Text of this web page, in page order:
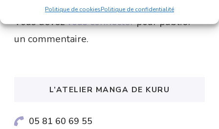
Politique de cookiesPolitique de confidentialité
Vous devezvous connecterpour publier
un commentaire.
L’ATELIER MANGA DE KURU
05 81 60 69 55